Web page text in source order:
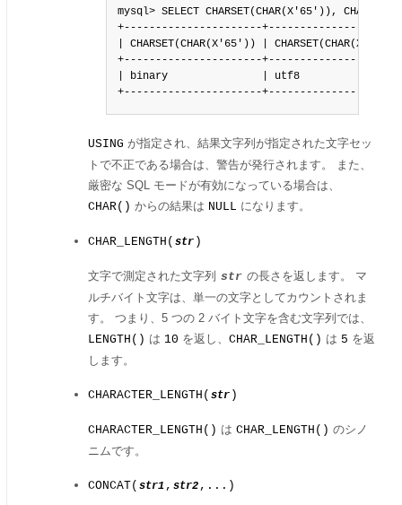
mysql> SELECT CHARSET(CHAR(X'65')),
+----------------------
| CHARSET(CHAR(X'65')) |
+----------------------
| binary               | utf8
+----------------------
USING が指定され、結果文字列が指定された文字セッ
トで不正である場合は、警告が発行されます。 また、
厳密な SQL モードが有効になっている場合は、
CHAR() からの結果は NULL になります。
CHAR_LENGTH( str )
文字で測定された文字列 str の長さを返します。 マ
ルチバイト文字は、単一の文字としてカウントされま
す。 つまり、5 つの 2 バイト文字を含む文字列では、
LENGTH() は 10 を返し、 CHAR_LENGTH() は 5 を返
します。
CHARACTER_LENGTH( str )
CHARACTER_LENGTH() は CHAR_LENGTH() のシノ
ニムです。
CONCAT( str1 , str2 ,...)